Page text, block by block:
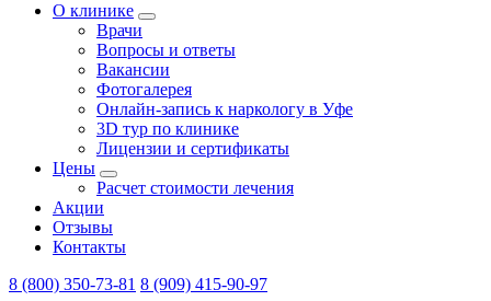
О клинике
Врачи
Вопросы и ответы
Вакансии
Фотогалерея
Онлайн-запись к наркологу в Уфе
3D тур по клинике
Лицензии и сертификаты
Цены
Расчет стоимости лечения
Акции
Отзывы
Контакты
8 (800) 350-73-81 8 (909) 415-90-97